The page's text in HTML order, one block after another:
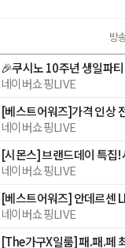
방
네이버쇼핑LIVE
네이버쇼핑LIVE
[시몬스] 브랜드데이 특집!
네이버쇼핑LIVE
[베스트어워즈] 안데르센
네이버쇼핑LIVE